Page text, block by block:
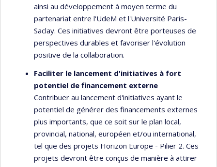
ainsi au développement à moyen terme du
partenariat entre l'UdeM et l'Université Paris-
Saclay. Ces initiatives devront être porteuses de
perspectives durables et favoriser l'évolution
positive de la collaboration.
Faciliter le lancement d'initiatives à fort
potentiel de financement externe
Contribuer au lancement d'initiatives ayant le
potentiel de générer des financements externes
plus importants, que ce soit sur le plan local,
provincial, national, européen et/ou international,
tel que des projets Horizon Europe - Pilier 2. Ces
projets devront être conçus de manière à attirer